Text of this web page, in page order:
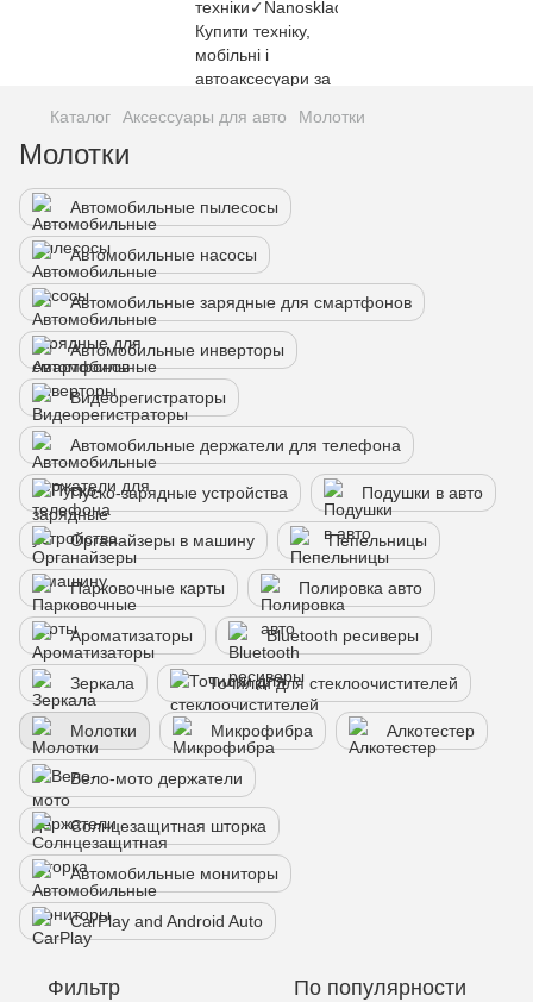
Каталог Аксессуары для авто Молотки
Молотки
Автомобильные пылесосы
Автомобильные насосы
Автомобильные зарядные для смартфонов
Автомобильные инверторы
Видеорегистраторы
Автомобильные держатели для телефона
Пуско-зарядные устройства Подушки в авто
Органайзеры в машину Пепельницы
Парковочные карты Полировка авто
Ароматизаторы Bluetooth ресиверы
Зеркала Точилки для стеклоочистителей
Молотки Микрофибра Алкотестер
Вело-мото держатели
Солнцезащитная шторка
Автомобильные мониторы
CarPlay and Android Auto
Фильтр По популярности